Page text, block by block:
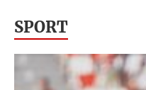
SPORT